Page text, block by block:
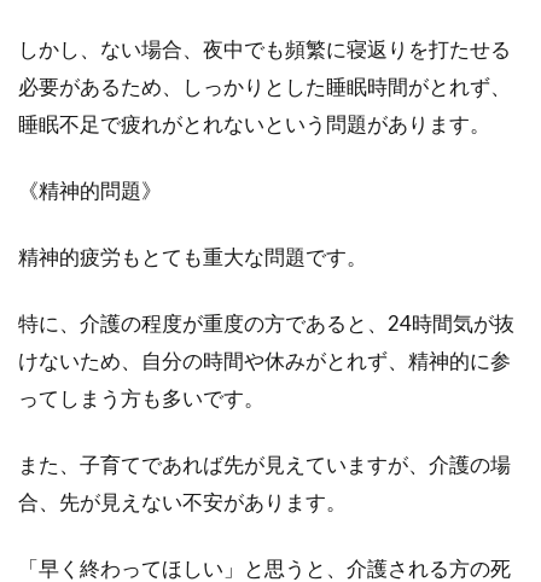
木材を塗装して白い家具に！塗料の
知識と簡単なＤＩＹ方法
ね。女性...
ベッドマットレスを購入する人にお
すすめのスプリングコイル
ベッドマットレスは、高さや厚みがある分、寝
心地がとても良いですよね。特にスプリングコ
しかし、ない場合、夜中でも頻繁に寝返りを打たせる
必要があるため、しっかりとした睡眠時間がとれず、
睡眠不足で疲れがとれないという問題があります。
《精神的問題》
精神的疲労もとても重大な問題です。
特に、介護の程度が重度の方であると、24時間気が抜
けないため、自分の時間や休みがとれず、精神的に参
ってしまう方も多いです。
また、子育てであれば先が見えていますが、介護の場
合、先が見えない不安があります。
「早く終わってほしい」と思うと、介護される方の死